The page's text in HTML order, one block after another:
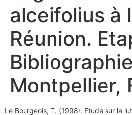
alceifolius à
Réunion.
Montpellier,
Le Bourgeois, T. (1998). Etude sur la